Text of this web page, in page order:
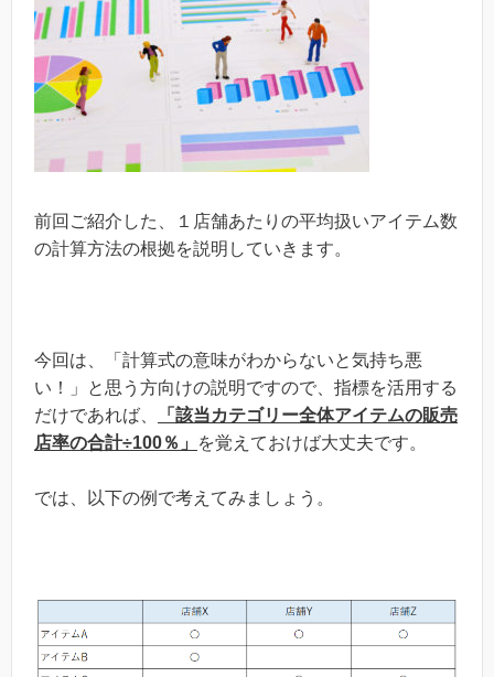
前回ご紹介した、１店舗あたりの平均扱いアイテム数
の計算方法の根拠を説明していきます。
今回は、「計算式の意味がわからないと気持ち悪
い！」と思う方向けの説明ですので、指標を活用する
だけであれば、
「該当カテゴリー全体アイテムの販売
店率の合計÷100％」
を覚えておけば大丈夫です。
では、以下の例で考えてみましょう。